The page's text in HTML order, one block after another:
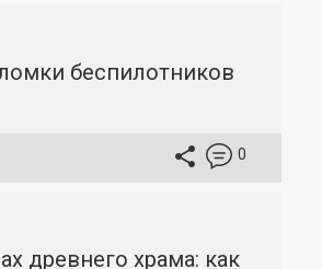
беспилотников
0
древнего храма: как